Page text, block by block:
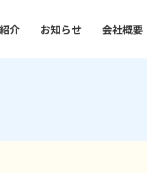
介 お知らせ 会社概要